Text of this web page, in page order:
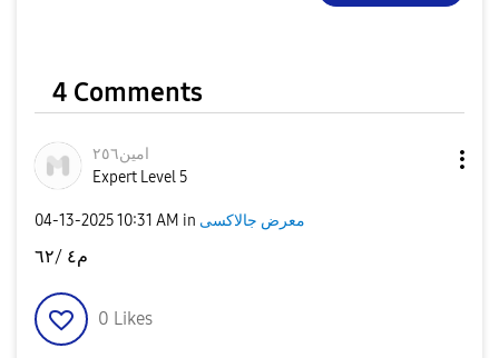
4 Comments
امين٢٥٦
Expert Level 5
‎04-13-202510:31 AM in معرض جالاكسى
م٤ /٦٢
0 Likes